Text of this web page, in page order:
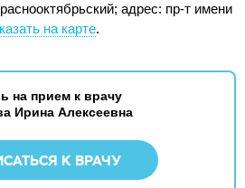
адрес: пр-т имени
на карте.
на прием к врачу
Ирина Алексеевна
К ВРАЧУ